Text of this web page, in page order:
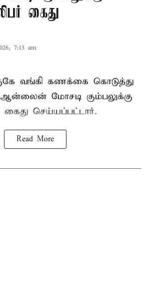
கைது
7:13 am
வங்கி கணக்கை கொடுத்து
மோசடி கும்பலுக்கு
செய்யப்பட்டார்.
Read More